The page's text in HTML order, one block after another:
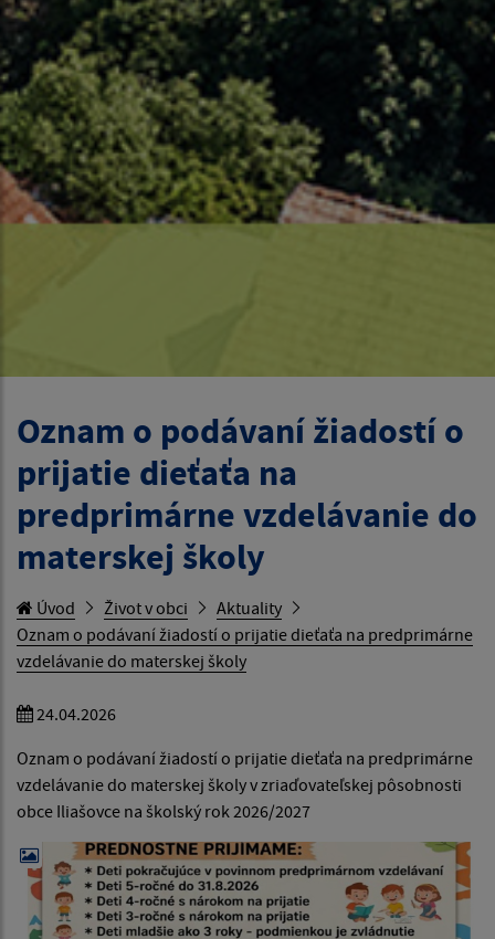
Oznam o podávaní žiadostí o
prijatie dieťaťa na
predprimárne vzdelávanie do
materskej školy
Úvod Život v obci
Aktuality
Oznam o podávaní žiadostí o prijatie dieťaťa na predprimárne
vzdelávanie do materskej školy
24.04.2026
Oznam o podávaní žiadostí o prijatie dieťaťa na predprimárne
vzdelávanie do materskej školy v zriaďovateľskej pôsobnosti
obce Iliašovce na školský rok 2026/2027